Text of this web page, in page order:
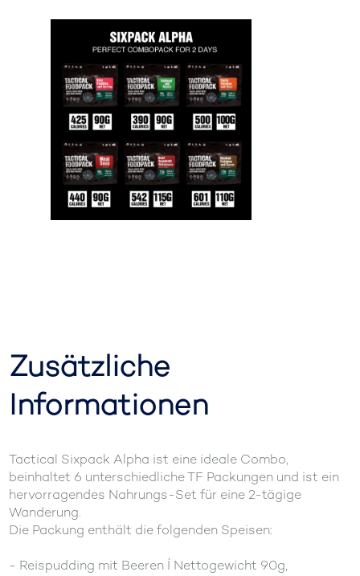
Zusätzliche
Informationen
Tactical Sixpack Alpha ist eine ideale Combo,
beinhaltet 6 unterschiedliche TF Packungen und ist ein
hervorragendes Nahrungs-Set für eine 2-tägige
Wanderung.
Die Packung enthält die folgenden Speisen:
- Reispudding mit Beeren Í Nettogewicht 90g,